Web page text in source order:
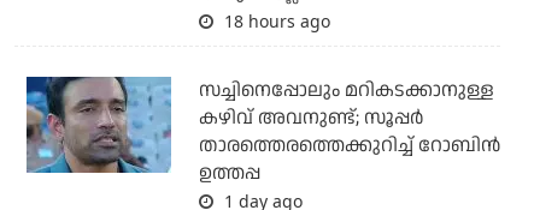
18 hours ago
സച്ചിനെപ്പോലും മറികടക്കാനുള്ള
കഴിവ് അവനുണ്ട്; സൂപ്പര്‍
താരത്തെരത്തെക്കുറിച്ച് റോബിന്‍
ഉത്തപ്പ
1 day ago